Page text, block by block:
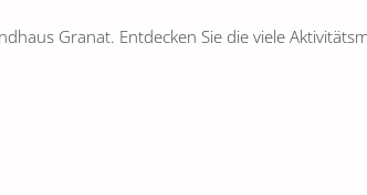
Granat. Entdecken Sie die viele